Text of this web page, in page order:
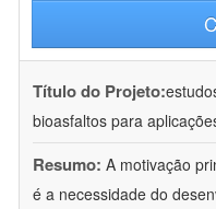
Título do Projeto:
bioasfaltos para
Resumo: A motivação
é a necessidade do